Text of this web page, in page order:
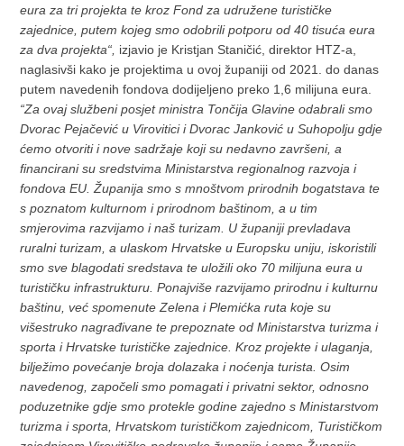
eura za tri projekta te kroz Fond za udružene turističke
zajednice, putem kojeg smo odobrili potporu od 40 tisuća eura
za dva projekta“, izjavio je Kristjan Staničić, direktor HTZ-a,
naglasivši kako je projektima u ovoj županiji od 2021. do danas
putem navedenih fondova dodijeljeno preko 1,6 milijuna eura.
“Za ovaj službeni posjet ministra Tončija Glavine odabrali smo
Dvorac Pejačević u Virovitici i Dvorac Janković u Suhopolju gdje
ćemo otvoriti i nove sadržaje koji su nedavno završeni, a
financirani su sredstvima Ministarstva regionalnog razvoja i
fondova EU. Županija smo s mnoštvom prirodnih bogatstava te
s poznatom kulturnom i prirodnom baštinom, a u tim
smjerovima razvijamo i naš turizam. U županiji prevladava
ruralni turizam, a ulaskom Hrvatske u Europsku uniju, iskoristili
smo sve blagodati sredstava te uložili oko 70 milijuna eura u
turističku infrastrukturu. Ponajviše razvijamo prirodnu i kulturnu
baštinu, već spomenute Zelena i Plemićka ruta koje su
višestruko nagrađivane te prepoznate od Ministarstva turizma i
sporta i Hrvatske turističke zajednice. Kroz projekte i ulaganja,
bilježimo povećanje broja dolazaka i noćenja turista. Osim
navedenog, započeli smo pomagati i privatni sektor, odnosno
poduzetnike gdje smo protekle godine zajedno s Ministarstvom
turizma i sporta, Hrvatskom turističkom zajednicom, Turističkom